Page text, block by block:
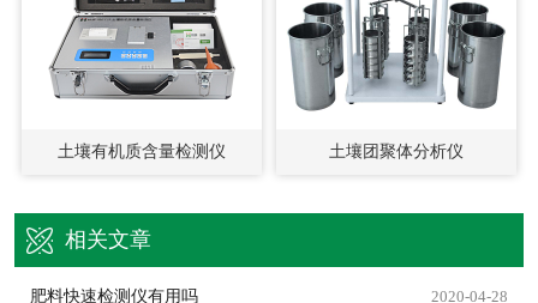
土壤有机质含量检测仪 土壤团聚体分析仪
相关文章
肥料快速检测仪有用吗 2020-04-28